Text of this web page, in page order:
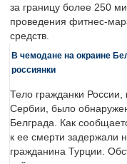
за границу более 250
проведения фитнес-
средств.
В чемодане на окраине
россиянки
Тело гражданки
Сербии, было
Белграда. Как
к ее смерти задержали
гражданина Турции.